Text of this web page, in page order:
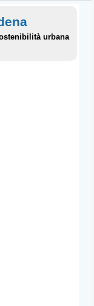
urbana